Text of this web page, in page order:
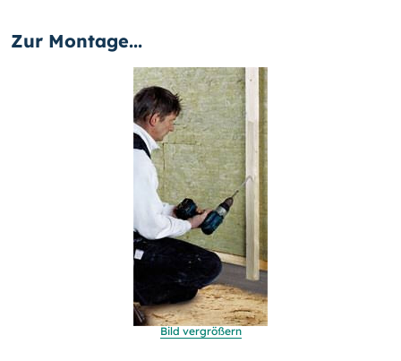
Zur Montage...
Bild vergrößern